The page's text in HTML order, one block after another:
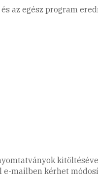
az egész program
mailben kérhet